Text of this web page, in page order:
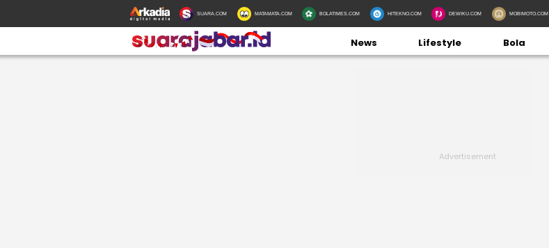
SUARA.COM MATAMATA.COM BOLATIMES.COM HITEKNO.COM DEWIKU.COM MOBIMOTO.COM
News Lifestyle Bola